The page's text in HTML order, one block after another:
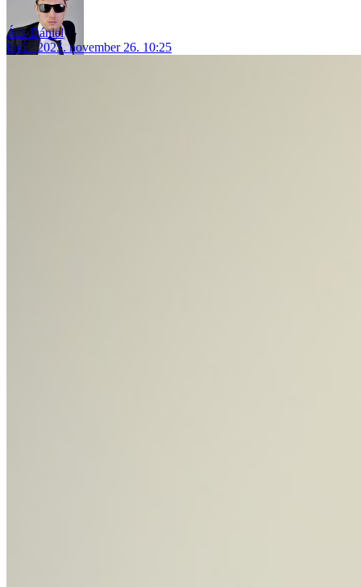
Ács Dániel
fotó
2025. november 26. 10:25